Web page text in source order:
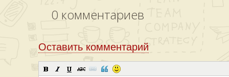
0 комментариев
Оставить комментарий